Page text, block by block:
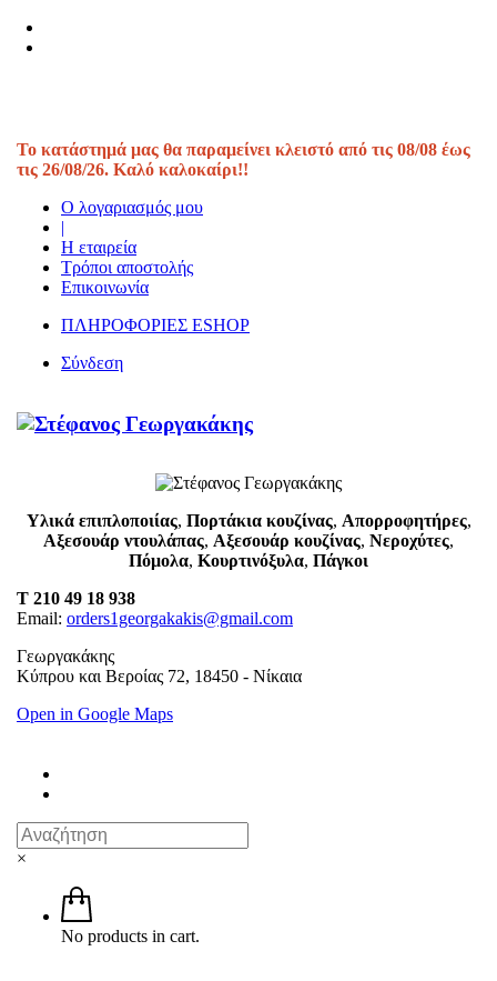
Το κατάστημά μας θα παραμείνει κλειστό από τις 08/08 έως
τις 26/08/26. Καλό καλοκαίρι!!
Ο λογαριασμός μου
|
Η εταιρεία
Τρόποι αποστολής
Επικοινωνία
ΠΛΗΡΟΦΟΡΙΕΣ ESHOP
Σύνδεση
Υλικά επιπλοποιίας, Πορτάκια κουζίνας, Απορροφητήρες,
Αξεσουάρ ντουλάπας, Αξεσουάρ κουζίνας, Νεροχύτες,
Πόμολα, Κουρτινόξυλα, Πάγκοι
T 210 49 18 938
Email: orders1georgakakis@gmail.com
Γεωργακάκης
Κύπρου και Βεροίας 72, 18450 - Νίκαια
Open in Google Maps
×
No products in cart.